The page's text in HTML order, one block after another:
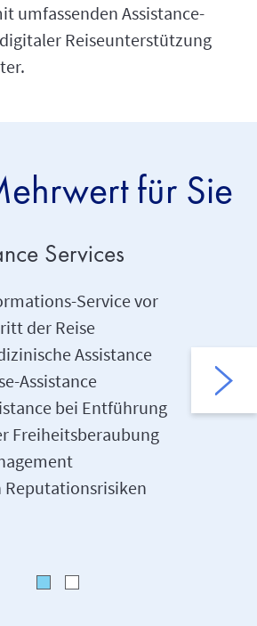
umfassenden Assistance-
Reiseunterstützung
für Sie
Services
Service vor
der Reise
Assistance
Assistance
bei Entführung
Freiheitsberaubung
Reputationsrisiken